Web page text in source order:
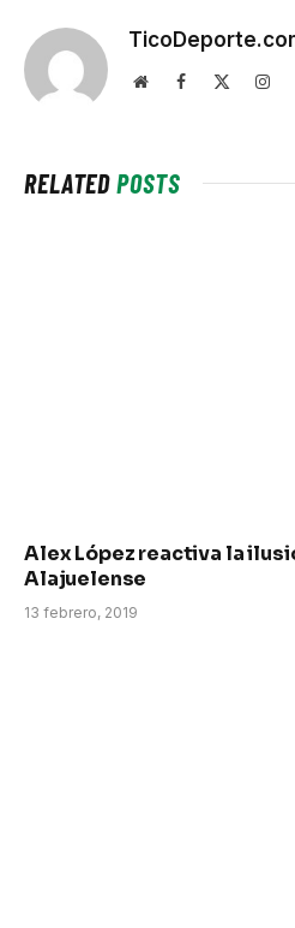
WebsiteFacebook
RELATEDPOSTS
Alex López reactiva la
Alajuelense
13 febrero, 2019